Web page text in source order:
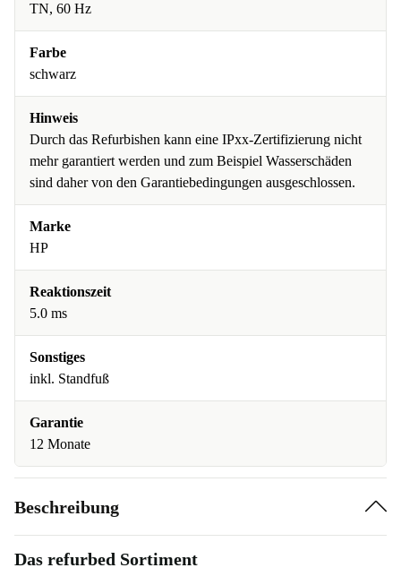
TN, 60 Hz
Farbe
schwarz
Hinweis
Durch das Refurbishen kann eine IPxx-Zertifizierung nicht
mehr garantiert werden und zum Beispiel Wasserschäden
sind daher von den Garantiebedingungen ausgeschlossen.
Marke
HP
Reaktionszeit
5.0 ms
Sonstiges
inkl. Standfuß
Garantie
12 Monate
Beschreibung
Das refurbed Sortiment